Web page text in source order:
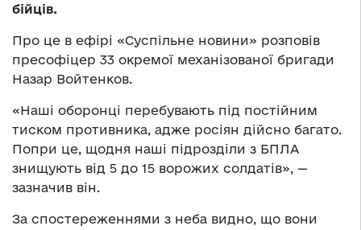
бійців.
Про це в ефірі «Суспільне новини» розповів
пресофіцер 33 окремої механізованої бригади
Назар Войтенков.
«Наші оборонці перебувають під постійним
тиском противника, адже росіян дійсно багато.
Попри це, щодня наші підрозділи з БПЛА
знищують від 5 до 15 ворожих солдатів», —
зазначив він.
За спостереженнями з неба видно, що вони